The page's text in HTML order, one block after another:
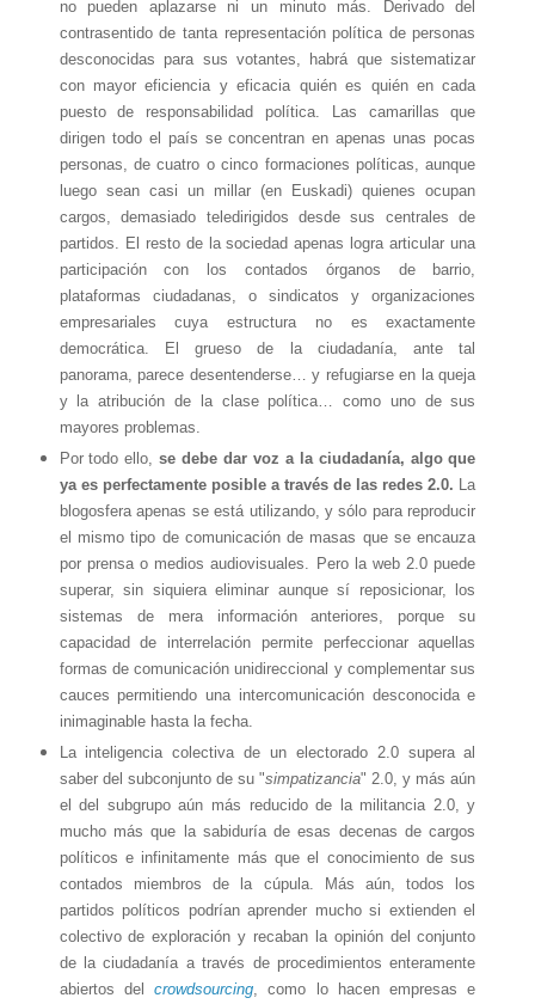
no pueden aplazarse ni un minuto más. Derivado del
contrasentido de tanta representación política de personas
desconocidas para sus votantes, habrá que sistematizar
con mayor eficiencia y eficacia quién es quién en cada
puesto de responsabilidad política. Las camarillas que
dirigen todo el país se concentran en apenas unas pocas
personas, de cuatro o cinco formaciones políticas, aunque
luego sean casi un millar (en Euskadi) quienes ocupan
cargos, demasiado teledirigidos desde sus centrales de
partidos. El resto de la sociedad apenas logra articular una
participación con los contados órganos de barrio,
plataformas ciudadanas, o sindicatos y organizaciones
empresariales cuya estructura no es exactamente
democrática. El grueso de la ciudadanía, ante tal
panorama, parece desentenderse… y refugiarse en la queja
y la atribución de la clase política… como uno de sus
mayores problemas.
Por todo ello,se debe dar voz a la ciudadanía, algo que
ya es perfectamente posible a través de las redes 2.0. La
blogosfera apenas se está utilizando, y sólo para reproducir
el mismo tipo de comunicación de masas que se encauza
por prensa o medios audiovisuales. Pero la web 2.0 puede
superar, sin siquiera eliminar aunque sí reposicionar, los
sistemas de mera información anteriores, porque su
capacidad de interrelación permite perfeccionar aquellas
formas de comunicación unidireccional y complementar sus
cauces permitiendo una intercomunicación desconocida e
inimaginable hasta la fecha.
La inteligencia colectiva de un electorado 2.0 supera al
saber del subconjunto de su "simpatizancia" 2.0, y más aún
el del subgrupo aún más reducido de la militancia 2.0, y
mucho más que la sabiduría de esas decenas de cargos
políticos e infinitamente más que el conocimiento de sus
contados miembros de la cúpula. Más aún, todos los
partidos políticos podrían aprender mucho si extienden el
colectivo de exploración y recaban la opinión del conjunto
de la ciudadanía a través de procedimientos enteramente
abiertos delcrowdsourcing, como lo hacen empresas e